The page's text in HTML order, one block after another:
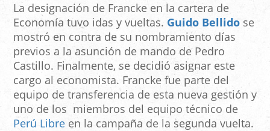
La designación de Francke en la cartera de
Economía tuvo idas y vueltas. Guido Bellido se
mostró en contra de su nombramiento días
previos a la asunción de mando de Pedro
Castillo. Finalmente, se decidió asignar este
cargo al economista. Francke fue parte del
equipo de transferencia de esta nueva gestión y
uno de los miembros del equipo técnico de
Perú Libre en la campaña de la segunda vuelta.